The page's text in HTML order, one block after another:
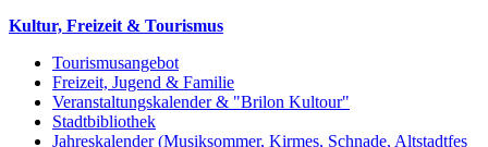
Kultur, Freizeit & Tourismus
Tourismusangebot
Freizeit, Jugend & Familie
Veranstaltungskalender & "Brilon Kultour"
Stadtbibliothek
Jahreskalender (Musiksommer, Kirmes, Schnade, Altstadtfes